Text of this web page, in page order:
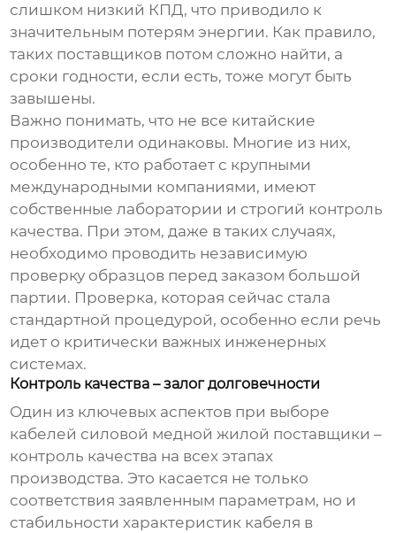
слишком низкий КПД, что приводило к
значительным потерям энергии. Как правило,
таких поставщиков потом сложно найти, а
сроки годности, если есть, тоже могут быть
завышены.
Важно понимать, что не все китайские
производители одинаковы. Многие из них,
особенно те, кто работает с крупными
международными компаниями, имеют
собственные лаборатории и строгий контроль
качества. При этом, даже в таких случаях,
необходимо проводить независимую
проверку образцов перед заказом большой
партии. Проверка, которая сейчас стала
стандартной процедурой, особенно если речь
идет о критически важных инженерных
системах.
Контроль качества – залог долговечности
Один из ключевых аспектов при выборе
кабелей силовой медной жилой поставщики –
контроль качества на всех этапах
производства. Это касается не только
соответствия заявленным параметрам, но и
стабильности характеристик кабеля в